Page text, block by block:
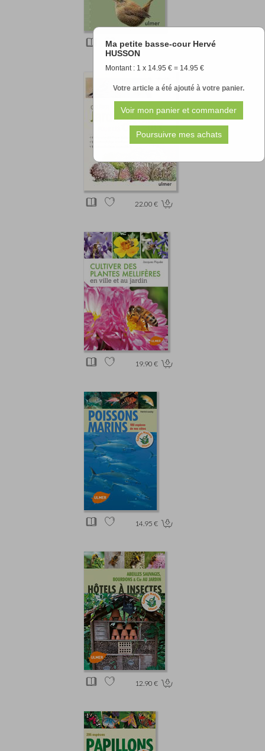
Ma petite basse-cour Hervé
HUSSON
Montant : 1 x 14.95 € = 14.95 €
Votre article a été ajouté à votre panier.
12.90 €
22.00 €
19.90 €
14.95 €
12.90 €